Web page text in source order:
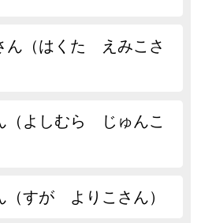
（はくた えみこさ
よしむら じゅんこ
すが よりこさん）